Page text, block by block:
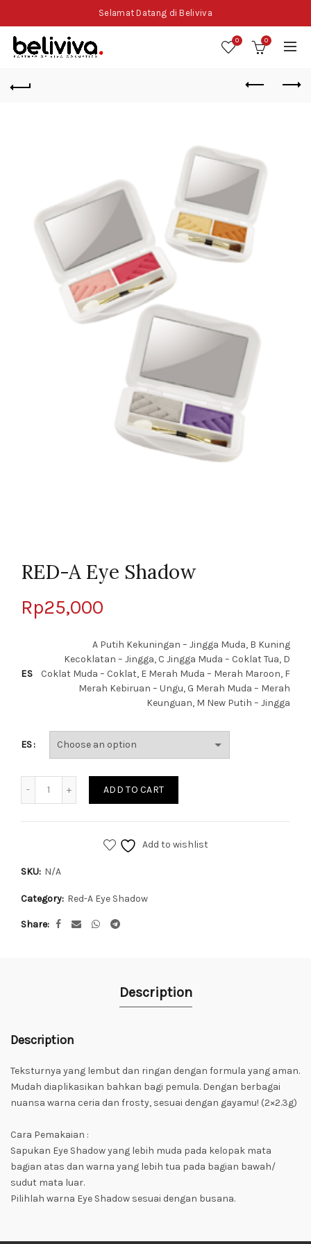
Selamat Datang di Beliviva
0 0
RED-A Eye Shadow
Rp25,000
ES
A Putih Kekuningan – Jingga Muda, B Kuning
Kecoklatan – Jingga, C Jingga Muda – Coklat Tua, D
Coklat Muda – Coklat, E Merah Muda – Merah Maroon, F
Merah Kebiruan – Ungu, G Merah Muda – Merah
Keunguan, M New Putih – Jingga
ES
Quantity
ADD TO CART
Add to wishlist
SKU: N/A
Category: Red-A Eye Shadow
Share
Description
Description
Teksturnya yang lembut dan ringan dengan formula yang aman.
Mudah diaplikasikan bahkan bagi pemula. Dengan berbagai
nuansa warna ceria dan frosty, sesuai dengan gayamu! (2×2.3g)
Cara Pemakaian :
Sapukan Eye Shadow yang lebih muda pada kelopak mata
bagian atas dan warna yang lebih tua pada bagian bawah/
sudut mata luar.
Pilihlah warna Eye Shadow sesuai dengan busana.